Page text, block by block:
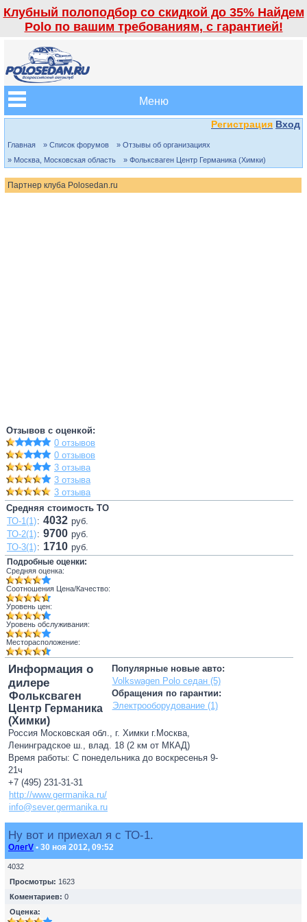
Клубный полоподбор со скидкой до 35% Найдем
Polo по вашим требованиям, с гарантией!
Меню
Регистрация Вход
Главная » Список форумов
» Отзывы об организациях
» Москва, Московская область
» Фольксваген Центр Германика (Химки)
Партнер клуба Polosedan.ru
Отзывов с оценкой:
0 отзывов
0 отзывов
3 отзыва
3 отзыва
3 отзыва
Средняя стоимость ТО
ТО-1(1): 4032 руб.
ТО-2(1): 9700 руб.
ТО-3(1): 1710 руб.
Подробные оценки:
Средняя оценка:
Соотношения Цена/Качество:
Уровень цен:
Уровень обслуживания:
Месторасположение:
Популярные новые авто:
Volkswagen Polo седан (5)
Обращения по гарантии:
Электрооборудование (1)
Информация о
дилере
Фольксваген
Центр Германика
(Химки)
Россия Московская обл., г. Химки г.Москва,
Ленинградское ш., влад. 18 (2 км от МКАД)
Время работы: С понедельника до воскресенья 9-
21ч
+7 (495) 231-31-31
http://www.germanika.ru/
info@sever.germanika.ru
Ну вот и приехал я с ТО-1.
ОлегV • 30 ноя 2012, 09:52
4032
Просмотры: 1623
Коментариев: 0
Оценка: